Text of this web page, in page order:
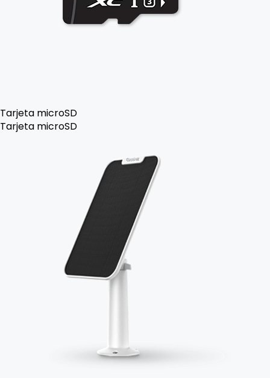
Tarjeta microSD
Tarjeta microSD